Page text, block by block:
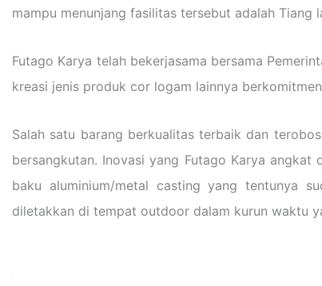
mampu menunjang fasilitas tersebut adalah Tiang
Futago Karya telah bekerjasama bersama
kreasi jenis produk cor logam lainnya
Salah satu barang berkualitas terbaik dan
bersangkutan. Inovasi yang Futago Karya
baku aluminium/metal casting yang tentunya
diletakkan di tempat outdoor dalam kurun waktu